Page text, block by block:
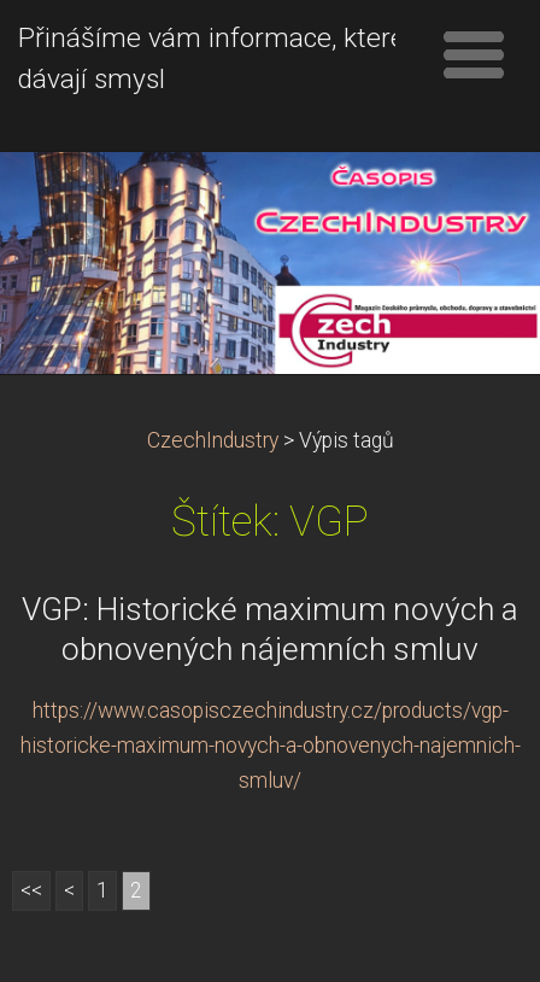
Přinášíme vám informace, které
dávají smysl
CzechIndustry > Výpis tagů
Štítek: VGP
VGP: Historické maximum nových a
obnovených nájemních smluv
https://www.casopisczechindustry.cz/products/vgp-
historicke-maximum-novych-a-obnovenych-najemnich-
smluv/
<< < 1 2